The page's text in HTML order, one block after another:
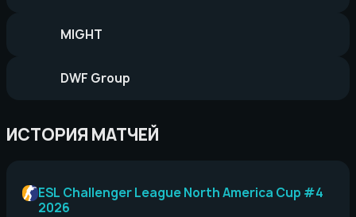
MIGHT
DWF Group
ИСТОРИЯ МАТЧЕЙ
ESL Challenger League North America Cup #4
2026